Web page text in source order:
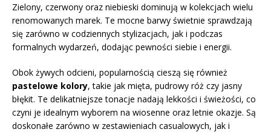
Zielony, czerwony oraz niebieski dominują w kolekcjach wielu
renomowanych marek. Te mocne barwy świetnie sprawdzają
się zarówno w codziennych stylizacjach, jak i podczas
formalnych wydarzeń, dodając pewności siebie i energii.
Obok żywych odcieni, popularnością cieszą się również
pastelowe kolory, takie jak mięta, pudrowy róż czy jasny
błękit. Te delikatniejsze tonacje nadają lekkości i świeżości, co
czyni je idealnym wyborem na wiosenne oraz letnie okazje. Są
doskonałe zarówno w zestawieniach casualowych, jak i